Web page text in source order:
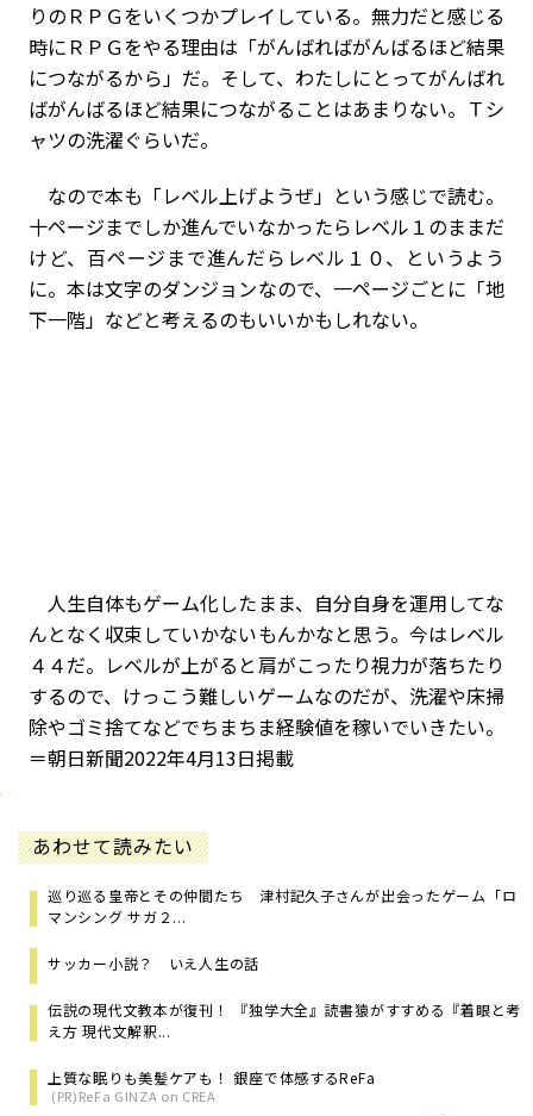
りのＲＰＧをいくつかプレイしている。無力だと感じる
時にＲＰＧをやる理由は「がんばればがんばるほど結果
につながるから」だ。そして、わたしにとってがんばれ
ばがんばるほど結果につながることはあまりない。Ｔシ
ャツの洗濯ぐらいだ。
なので本も「レベル上げようぜ」という感じで読む。
十ページまでしか進んでいなかったらレベル１のままだ
けど、百ページまで進んだらレベル１０、というよう
に。本は文字のダンジョンなので、一ページごとに「地
下一階」などと考えるのもいいかもしれない。
人生自体もゲーム化したまま、自分自身を運用してな
んとなく収束していかないもんかなと思う。今はレベル
４４だ。レベルが上がると肩がこったり視力が落ちたり
するので、けっこう難しいゲームなのだが、洗濯や床掃
除やゴミ捨てなどでちまちま経験値を稼いでいきたい。
＝朝日新聞2022年4月13日掲載
あわせて読みたい
巡り巡る皇帝とその仲間たち 津村記久子さんが出会ったゲーム「ロ
マンシング サガ２...
サッカー小説？ いえ人生の話
伝説の現代文教本が復刊！ 『独学大全』読書猿がすすめる『着眼と考
え方 現代文解釈...
上質な眠りも美髪ケアも！ 銀座で体感するReFa
(PR)ReFa GINZA on CREA